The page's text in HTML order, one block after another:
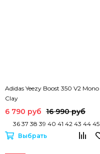
Adidas Yeezy Boost 350 V2 Mono
Clay
6 790 руб 16 990 руб
36 37 38 39 40 41 42 43 44 45
Выбрать